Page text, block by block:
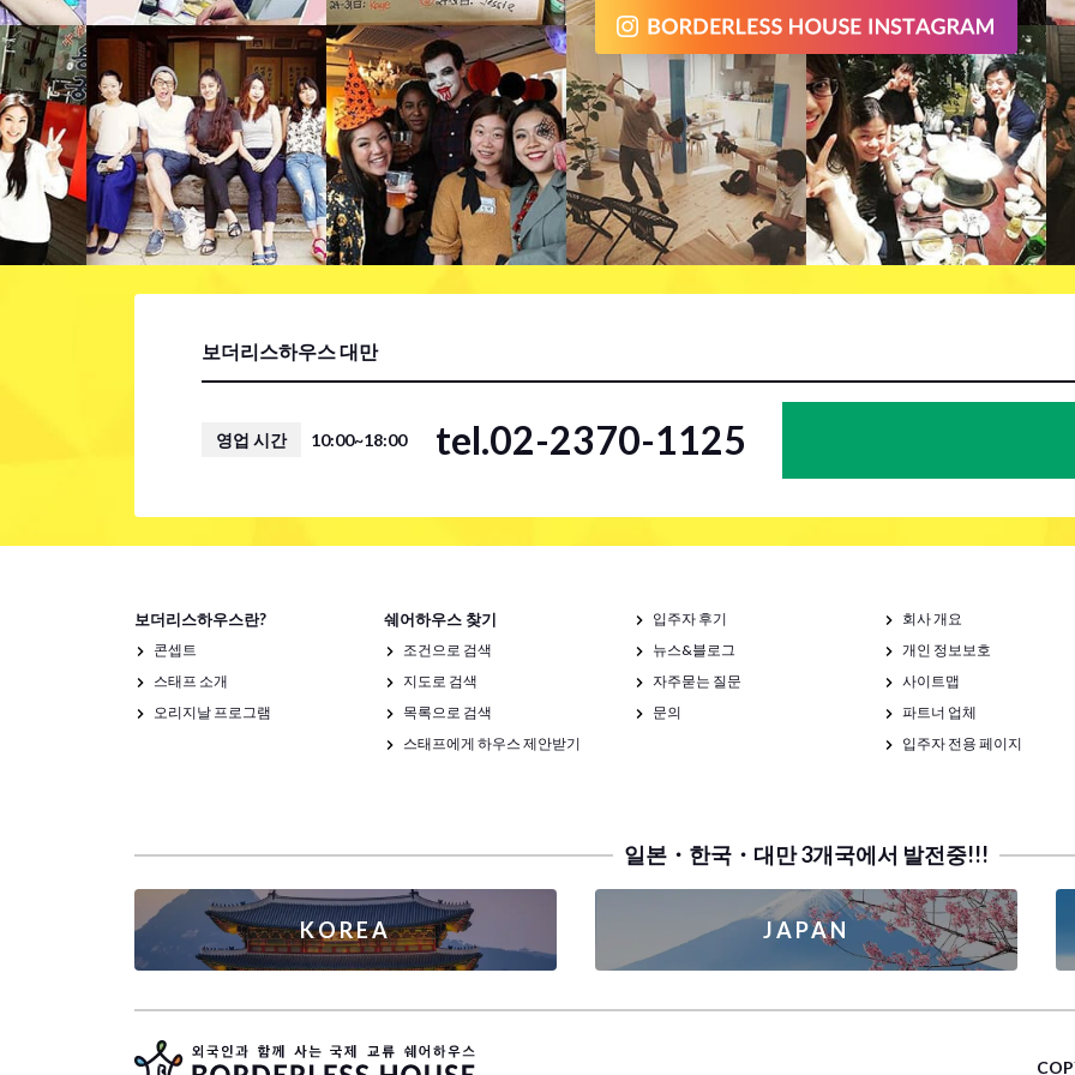
보더리스하우스 대만
영업 시간 10:00~18:00 tel.02-2370-1125
보더리스하우스란?
콘셉트
스태프 소개
오리지날 프로그램
쉐어하우스 찾기
조건으로 검색
지도로 검색
목록으로 검색
스태프에게 하우스 제안받기
입주자 후기
뉴스&블로그
자주묻는 질문
문의
회사 개요
개인 정보보호
사이트맵
파트너 업체
입주자 전용 페이지
일본・한국・대만 3개국에서 발전중!!!
KOREA JAPAN